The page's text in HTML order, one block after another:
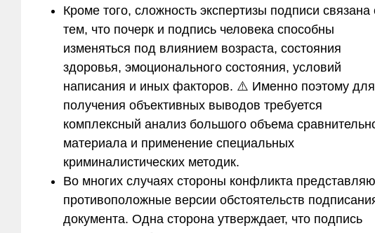
Кроме того, сложность экспертизы подписи связана
тем, что почерк и подпись человека способны
изменяться под влиянием возраста, состояния
здоровья, эмоционального состояния, условий
написания и иных факторов. ⚠️ Именно поэтому для
получения объективных выводов требуется
комплексный анализ большого объема
материала и применение специальных
криминалистических методик.
Во многих случаях стороны конфликта
противоположные версии обстоятельств
документа. Одна сторона утверждает, что подпись